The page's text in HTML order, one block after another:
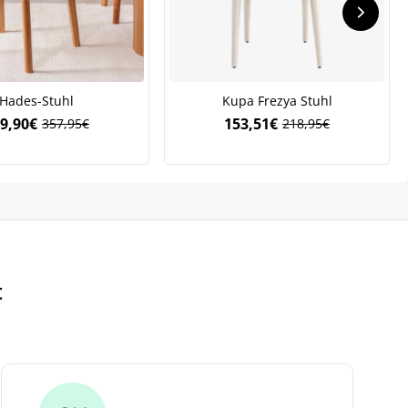
Hades-Stuhl
357,95€
Ursprünglicher
war:
€Aktueller
ist:
Kupa Frezya Stuhl
218,95€
Ursprünglicher
war:
153,51€Aktueller
ist: